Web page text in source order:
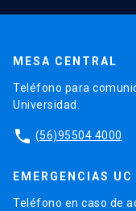
MESA CENTRAL
Teléfono para
Universidad.
phone (56)95504 4000
EMERGENCIAS UC
Teléfono en caso de